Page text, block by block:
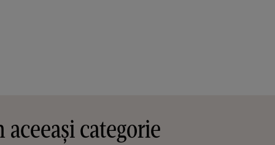
aceeași categorie